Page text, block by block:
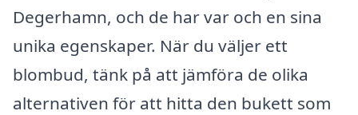
Degerhamn, och de har var och en sina
unika egenskaper. När du väljer ett
blombud, tänk på att jämföra de olika
alternativen för att hitta den bukett som